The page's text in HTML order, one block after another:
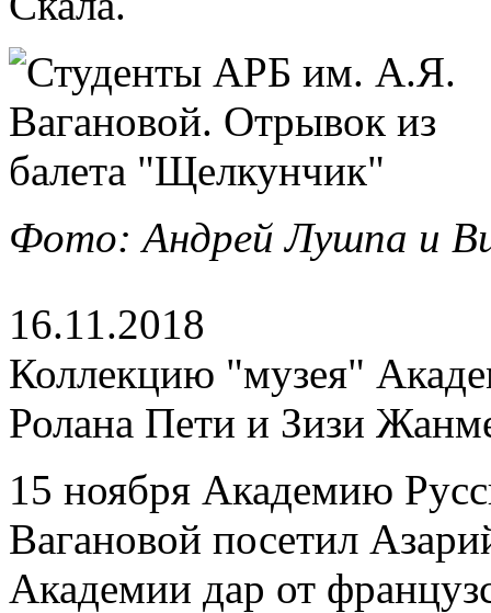
Фото: Андрей Лушпа и
16.11.2018
Коллекцию "музея"
Ролана Пети и Зизи
15 ноября Академию
Вагановой посетил
Академии дар от